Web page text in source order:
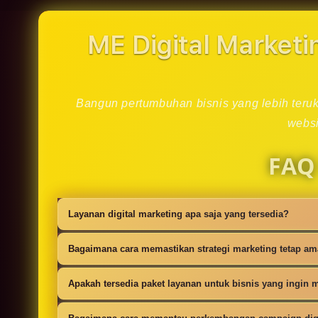
in
modal
ME Digital
Bangun pertumbuhan bisnis yang lebih
Layanan digital marketing apa saja yang tersedia?
Kami menyediakan strategi SEO, iklan
campaign.
Bagaimana cara memastikan strategi marketing tetap
Setiap campaign disusun dengan riset
Apakah tersedia paket layanan untuk bisnis yang ingin
Ya, tersedia paket dasar sampai lanjutan